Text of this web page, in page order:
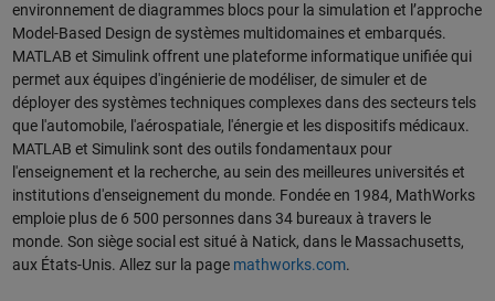
environnement de diagrammes blocs pour la simulation et l’approche
Model-Based Design de systèmes multidomaines et embarqués.
MATLAB et Simulink offrent une plateforme informatique unifiée qui
permet aux équipes d'ingénierie de modéliser, de simuler et de
déployer des systèmes techniques complexes dans des secteurs tels
que l'automobile, l'aérospatiale, l'énergie et les dispositifs médicaux.
MATLAB et Simulink sont des outils fondamentaux pour
l'enseignement et la recherche, au sein des meilleures universités et
institutions d'enseignement du monde. Fondée en 1984, MathWorks
emploie plus de 6 500 personnes dans 34 bureaux à travers le
monde. Son siège social est situé à Natick, dans le Massachusetts,
aux États-Unis. Allez sur la page mathworks.com.